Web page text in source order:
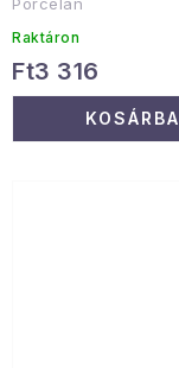
Raktáron
Ft3 316
KOSÁRBA